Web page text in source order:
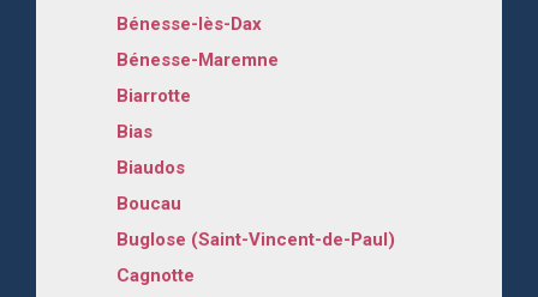
Bénesse-lès-Dax
Bénesse-Maremne
Biarrotte
Bias
Biaudos
Boucau
Buglose (Saint-Vincent-de-Paul)
Cagnotte